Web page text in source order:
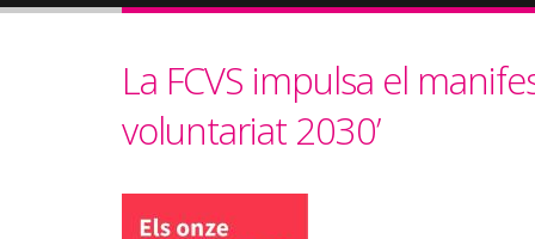
La FCVS impulsa el
voluntariat 2030’